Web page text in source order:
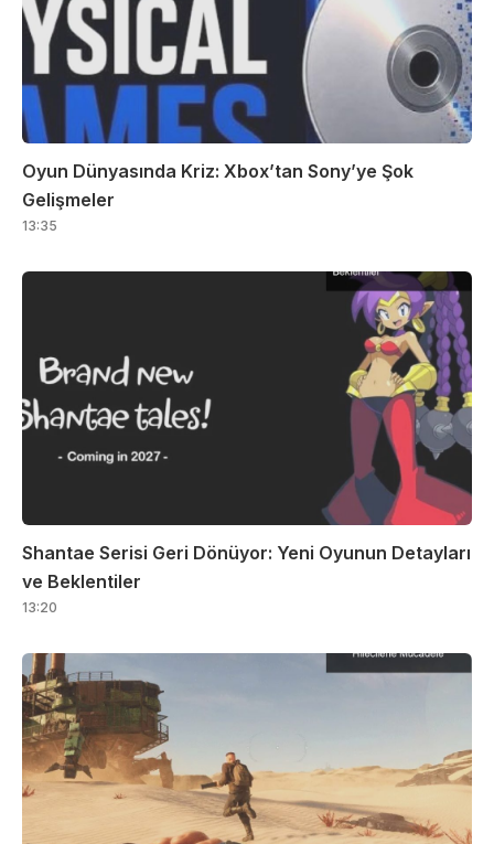
Oyun Dünyasında Kriz: Xbox’tan Sony’ye Şok
Gelişmeler
13:35
Shantae Serisi Geri Dönüyor: Yeni Oyunun Detayları
ve Beklentiler
13:20